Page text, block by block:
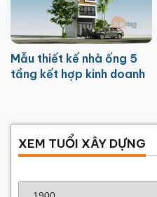
Mẫu thiết kế nhà ống 5
tầng kết hợp kinh doanh
XEM TUỔI XÂY DỰNG